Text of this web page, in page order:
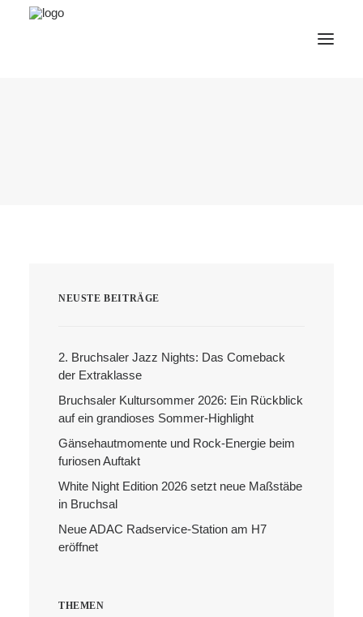
Search
NEUSTE BEITRÄGE
2. Bruchsaler Jazz Nights: Das Comeback
der Extraklasse
Bruchsaler Kultursommer 2026: Ein Rückblick
auf ein grandioses Sommer-Highlight
Gänsehautmomente und Rock-Energie beim
furiosen Auftakt
White Night Edition 2026 setzt neue Maßstäbe
in Bruchsal
Neue ADAC Radservice-Station am H7
eröffnet
THEMEN